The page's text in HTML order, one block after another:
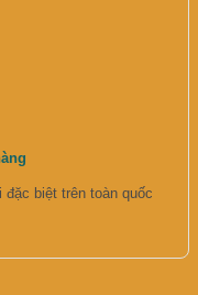
biệt trên toàn quốc